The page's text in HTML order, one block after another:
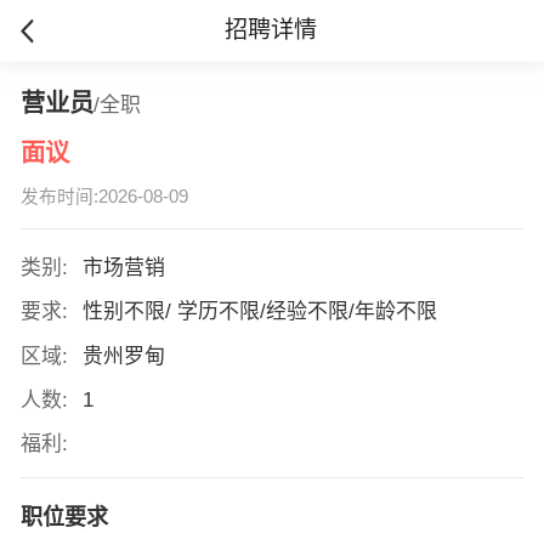
招聘详情
营业员/全职
面议
发布时间:2026-08-09
类别:
市场营销
要求:
性别不限/ 学历不限/经验不限/年龄不限
区域:
贵州罗甸
人数:
1
福利:
职位要求